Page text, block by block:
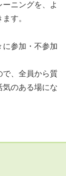
ニングを、よ
す。
に参加・不参加
で、全員から質
気のある場にな